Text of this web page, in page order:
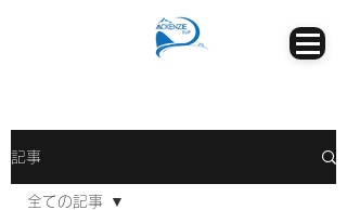
記事
全ての記事